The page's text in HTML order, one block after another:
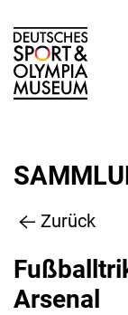
Zurück
Arsenal